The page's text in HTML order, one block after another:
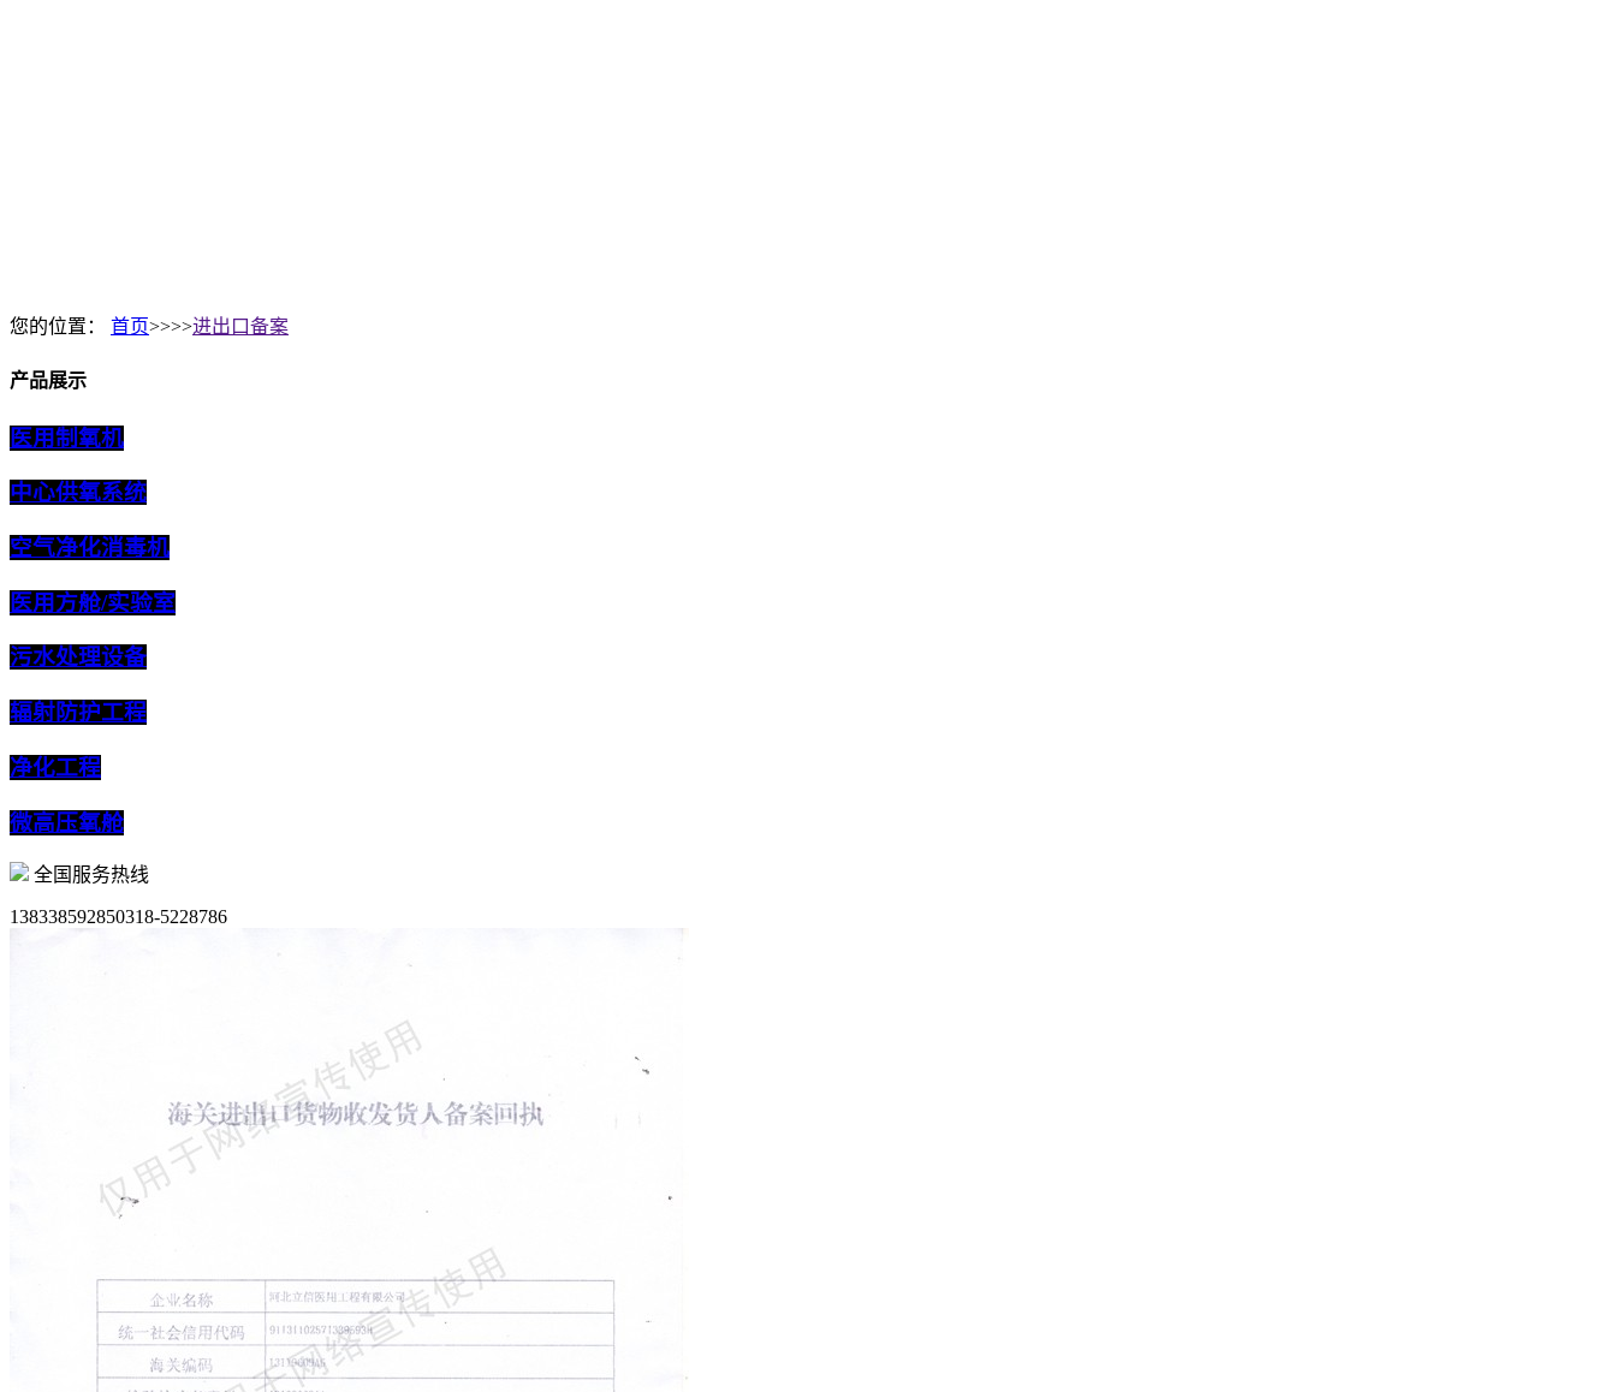
您的位置： 首页>>>>进出口备案
产品展示
医用制氧机
中心供氧系统
空气净化消毒机
医用方舱/实验室
污水处理设备
辐射防护工程
净化工程
微高压氧舱
全国服务热线
138338592850318-5228786